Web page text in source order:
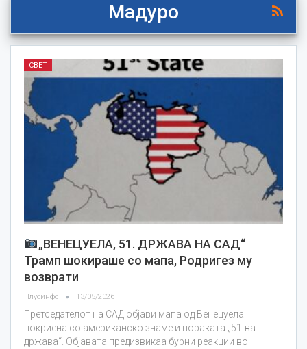
Мадуро
СВЕТ
„ВЕНЕЦУЕЛА, 51. ДРЖАВА НА САД“
Трамп шокираше со мапа, Родригез му
возврати
Плусинфо 13/05/2026
Претседателот на САД објави мапа од Венецуела
покриена со американско знаме и пораката „51-ва
држава“. Објавата предизвикаа бурни реакции во